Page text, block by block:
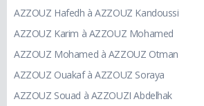
AZZOUZ Hafedh à AZZOUZ Kandoussi
AZZOUZ Karim à AZZOUZ Mohamed
AZZOUZ Mohamed à AZZOUZ Otman
AZZOUZ Ouakaf à AZZOUZ Soraya
AZZOUZ Souad à AZZOUZI Abdelhak